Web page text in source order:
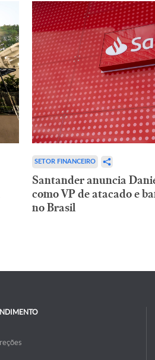
SETOR FINANCEIRO
Santander anuncia
como VP de atacado e
no Brasil